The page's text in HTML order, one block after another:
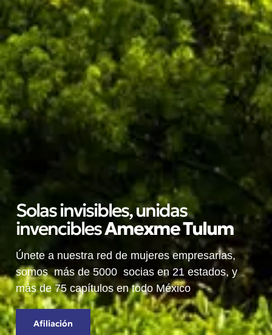
Solas invisibles, unidas
invenciblesAmexmeTulum
Únete a nuestra red de mujeres empresarias,
somos más de 5000 socias en 21 estados, y
más de 75 capítulos en todo México
Afiliación